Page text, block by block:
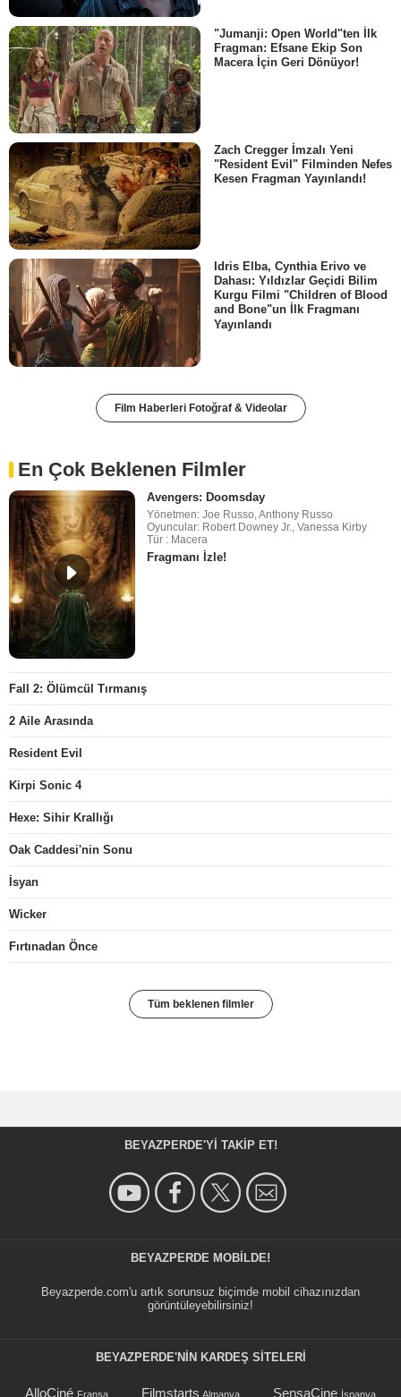
"Jumanji: Open World"ten İlk
Fragman: Efsane Ekip Son
Macera İçin Geri Dönüyor!
Zach Cregger İmzalı Yeni
"Resident Evil" Filminden Nefes
Kesen Fragman Yayınlandı!
Idris Elba, Cynthia Erivo ve
Dahası: Yıldızlar Geçidi Bilim
Kurgu Filmi "Children of Blood
and Bone"un İlk Fragmanı
Yayınlandı
Film Haberleri Fotoğraf & Videolar
En Çok Beklenen Filmler
Avengers: Doomsday
Yönetmen: Joe Russo, Anthony Russo
Oyuncular: Robert Downey Jr., Vanessa Kirby
Tür : Macera
Fragmanı İzle!
Fall 2: Ölümcül Tırmanış
2 Aile Arasında
Resident Evil
Kirpi Sonic 4
Hexe: Sihir Krallığı
Oak Caddesi'nin Sonu
İsyan
Wicker
Fırtınadan Önce
Tüm beklenen filmler
BEYAZPERDE'YI TAKIP ET!
BEYAZPERDE MOBILDE!
Beyazperde.com'u artık sorunsuz biçimde mobil cihazınızdan
görüntüleyebilirsiniz!
BEYAZPERDE'NIN KARDEŞ SİTELERİ
AlloCiné Fransa Filmstarts Almanya SensaCine İspanya